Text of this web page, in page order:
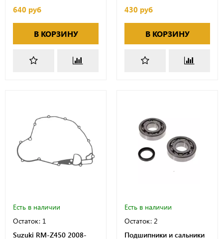
640 руб
В КОРЗИНУ
430 руб
В КОРЗИНУ
Есть в наличии
Остаток: 1
Suzuki RM-Z450 2008-
Есть в наличии
Остаток: 2
Подшипники и сальники